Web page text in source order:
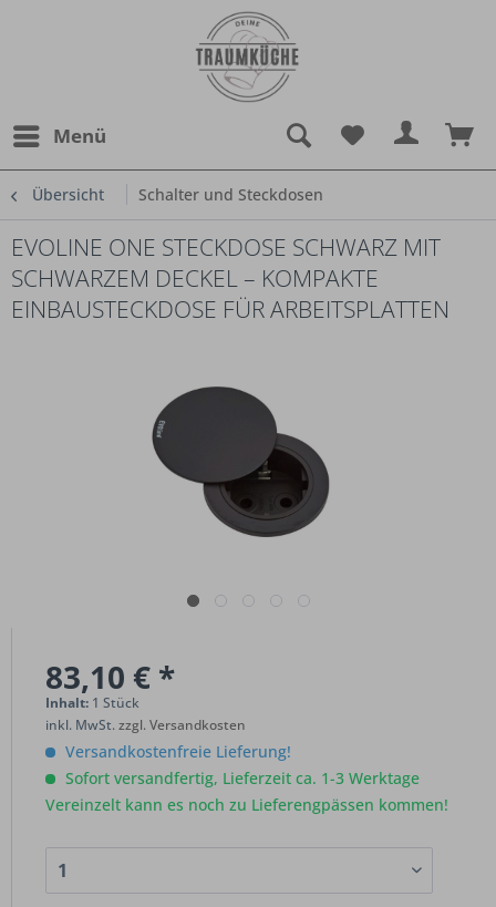
Menü
Übersicht Schalter und Steckdosen
EVOLINE ONE STECKDOSE SCHWARZ MIT
SCHWARZEM DECKEL – KOMPAKTE
EINBAUSTECKDOSE FÜR ARBEITSPLATTEN
83,10 € *
Inhalt: 1 Stück
inkl. MwSt.zzgl. Versandkosten
Versandkostenfreie Lieferung!
Sofort versandfertig, Lieferzeit ca. 1-3 Werktage
Vereinzelt kann es noch zu Lieferengpässen kommen!